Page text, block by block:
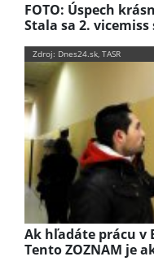
FOTO: Úspech
Stala sa 2.
Zdroj: Dnes24.sk, TASR
Ak hľadáte prácu v
Tento ZOZNAM je